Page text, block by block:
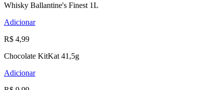
Whisky Ballantine's Finest 1L
Adicionar
R$ 4,99
Chocolate KitKat 41,5g
Adicionar